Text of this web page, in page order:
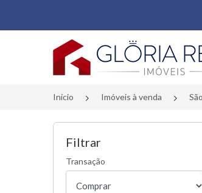
Página inicial
Início Imóveis à venda
Filtrar
Transação